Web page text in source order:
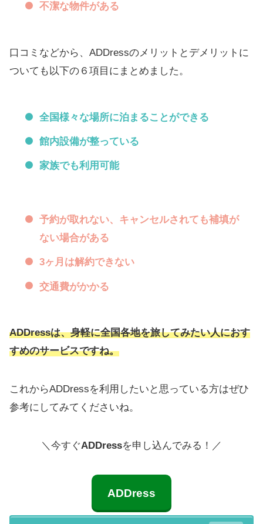
不潔な物件がある
口コミなどから、ADDressのメリットとデメリットに
ついても以下の６項目にまとめました。
全国様々な場所に泊まることができる
館内設備が整っている
家族でも利用可能
予約が取れない、キャンセルされても補填が
ない場合がある
3ヶ月は解約できない
交通費がかかる
ADDressは、身軽に全国各地を旅してみたい人におす
すめのサービスですね。
これからADDressを利用したいと思っている方はぜひ
参考にしてみてくださいね。
＼今すぐADDressを申し込んでみる！／
ADDress